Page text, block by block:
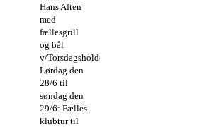
Hans Aften
med
fællesgrill
og bål
v/Torsdagsholdet
Lørdag den
28/6 til
søndag den
29/6: Fælles
klubtur til